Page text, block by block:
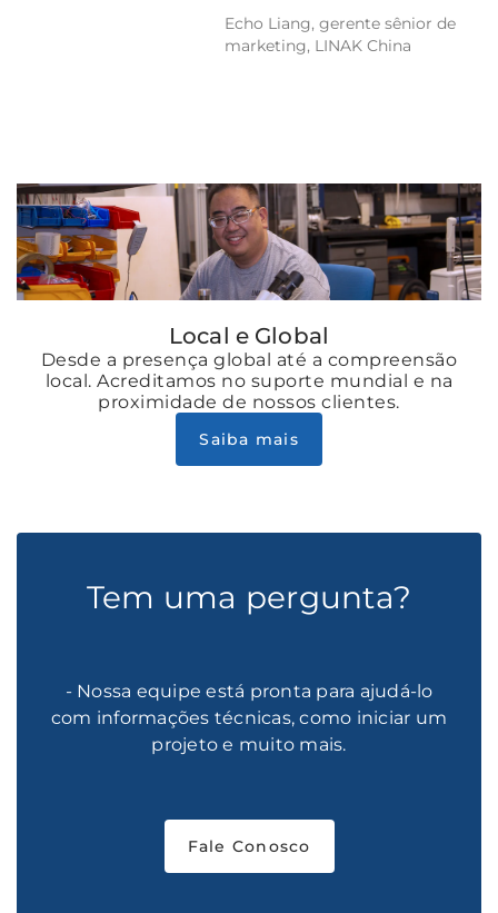
Echo Liang, gerente sênior de
marketing, LINAK China
Local e Global
Desde a presença global até a compreensão
local. Acreditamos no suporte mundial e na
proximidade de nossos clientes.
Saiba mais
Tem uma pergunta?
- Nossa equipe está pronta para ajudá-lo
com informações técnicas, como iniciar um
projeto e muito mais.
Fale Conosco